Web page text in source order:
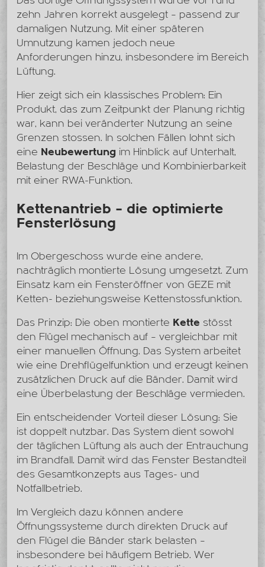
zehn Jahren korrekt ausgelegt – passend zur
damaligen Nutzung. Mit einer späteren
Umnutzung kamen jedoch neue
Anforderungen hinzu, insbesondere im Bereich
Lüftung.
Hier zeigt sich ein klassisches Problem: Ein
Produkt, das zum Zeitpunkt der Planung richtig
war, kann bei veränderter Nutzung an seine
Grenzen stossen. In solchen Fällen lohnt sich
eine Neubewertung im Hinblick auf Unterhalt,
Belastung der Beschläge und Kombinierbarkeit
mit einer RWA-Funktion.
Kettenantrieb – die optimierte
Fensterlösung
Im Obergeschoss wurde eine andere,
nachträglich montierte Lösung umgesetzt. Zum
Einsatz kam ein Fensteröffner von GEZE mit
Ketten- beziehungsweise Kettenstossfunktion.
Das Prinzip: Die oben montierte Kette stösst
den Flügel mechanisch auf – vergleichbar mit
einer manuellen Öffnung. Das System arbeitet
wie eine Drehflügelfunktion und erzeugt keinen
zusätzlichen Druck auf die Bänder. Damit wird
eine Überbelastung der Beschläge vermieden.
Ein entscheidender Vorteil dieser Lösung: Sie
ist doppelt nutzbar. Das System dient sowohl
der täglichen Lüftung als auch der Entrauchung
im Brandfall. Damit wird das Fenster Bestandteil
des Gesamtkonzepts aus Tages- und
Notfallbetrieb.
Im Vergleich dazu können andere
Öffnungssysteme durch direkten Druck auf
den Flügel die Bänder stark belasten –
insbesondere bei häufigem Betrieb. Wer